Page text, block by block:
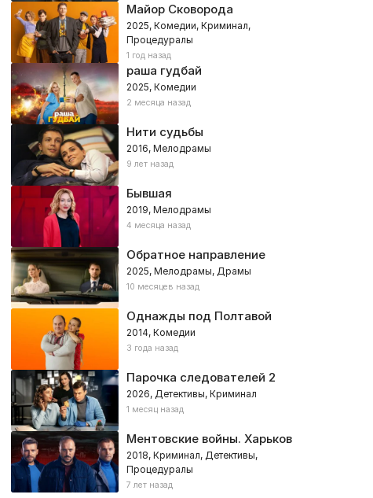
Майор Сковорода
2025, Комедии, Криминал,
Процедуралы
1 год назад
раша гудбай
2025, Комедии
2 месяца назад
Нити судьбы
2016, Мелодрамы
9 лет назад
Бывшая
2019, Мелодрамы
4 месяца назад
Обратное направление
2025, Мелодрамы, Драмы
10 месяцев назад
Однажды под Полтавой
2014, Комедии
3 года назад
Парочка следователей 2
2026, Детективы, Криминал
1 месяц назад
Ментовские войны. Харьков
2018, Криминал, Детективы,
Процедуралы
7 лет назад